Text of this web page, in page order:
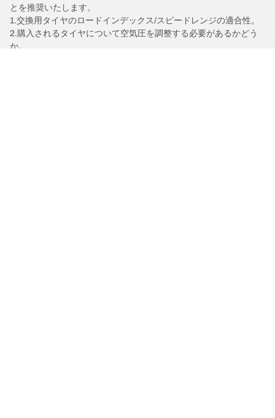
とを推奨いたします。
1.交換用タイヤのロードインデックス/スピードレンジの適合性。
2.購入されるタイヤについて空気圧を調整する必要があるかどう
か。